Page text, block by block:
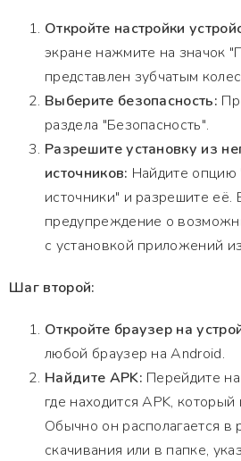
Откройте настройки
экране нажмите на значок
представлен зубчатым
Выберите безопасность:
раздела "Безопасность".
Разрешите установку из
источников: Найдите
источники" и разрешите её.
предупреждение о
с установкой приложений
Шаг второй:
Откройте браузер на
любой браузер на Android.
Найдите APK: Перейдите
где находится APK,
Обычно он располагается в
скачивания или в папке,